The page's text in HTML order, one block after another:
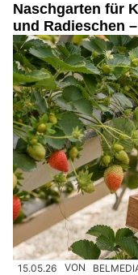
Naschgarten für
und Radieschen
15.05.26 VON